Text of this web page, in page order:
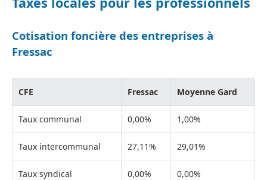
Cotisation foncière des entreprises à
Fressac
CFE Fressac Moyenne Gard
Taux communal 0,00% 1,00%
Taux intercommunal 27,11% 29,01%
Taux syndical 0,00% 0,00%